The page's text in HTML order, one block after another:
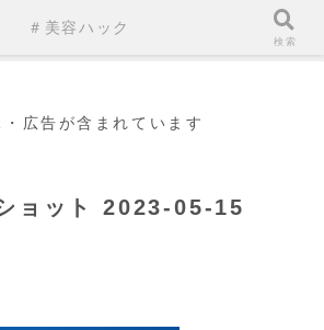
広告が含まれています
ョット 2023-05-15
＃美容ハック
検索